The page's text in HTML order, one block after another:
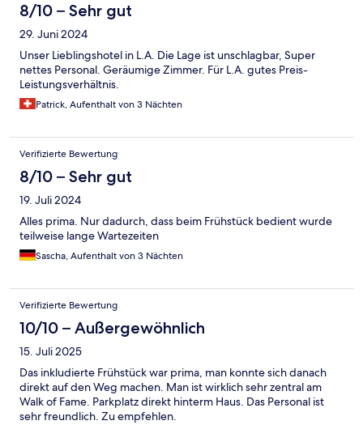
8/10 – Sehr gut
29. Juni 2024
Unser Lieblingshotel in L.A. Die Lage ist unschlagbar, Super
nettes Personal. Geräumige Zimmer. Für L.A. gutes Preis-
Leistungsverhältnis.
Patrick, Aufenthalt von 3 Nächten
Verifizierte Bewertung
8/10 – Sehr gut
19. Juli 2024
Alles prima. Nur dadurch, dass beim Frühstück bedient wurde
teilweise lange Wartezeiten
Sascha, Aufenthalt von 3 Nächten
Verifizierte Bewertung
10/10 – Außergewöhnlich
15. Juli 2025
Das inkludierte Frühstück war prima, man konnte sich danach
direkt auf den Weg machen. Man ist wirklich sehr zentral am
Walk of Fame. Parkplatz direkt hinterm Haus. Das Personal ist
sehr freundlich. Zu empfehlen.